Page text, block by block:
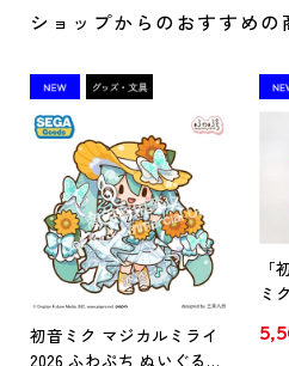
ショップからのおすすめの
初音ミク マジカルミライ
2026 ふわぷち ぬいぐるみ
ミ